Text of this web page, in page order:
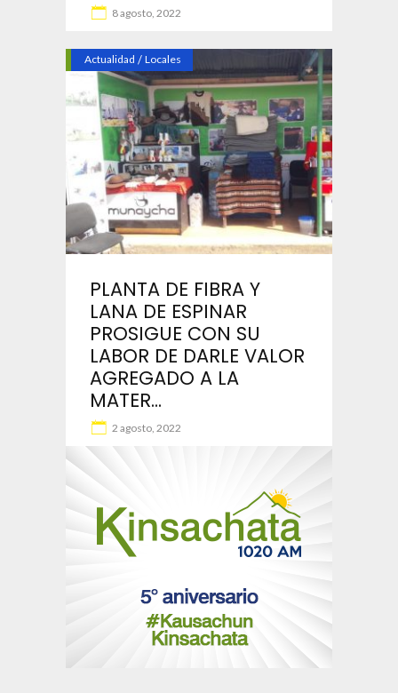
8 agosto, 2022
Actualidad / Locales
PLANTA DE FIBRA Y
LANA DE ESPINAR
PROSIGUE CON SU
LABOR DE DARLE VALOR
AGREGADO A LA
MATER...
2 agosto, 2022